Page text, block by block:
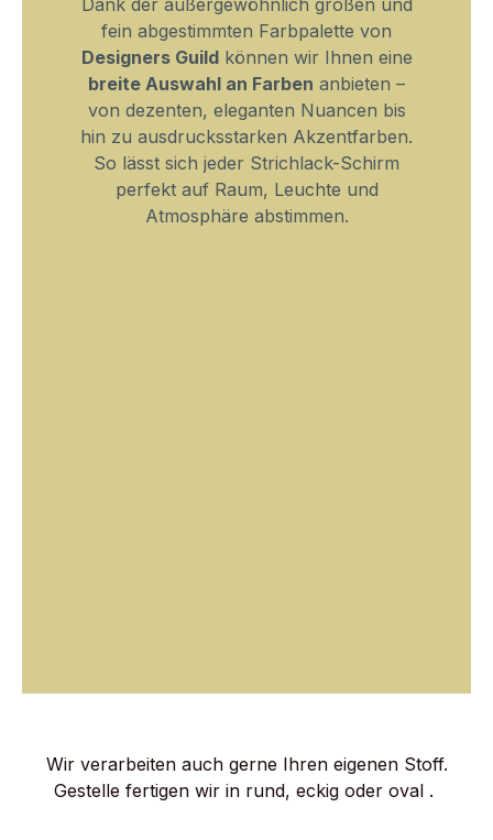
Dank der außergewöhnlich großen und
fein abgestimmten Farbpalette von
Designers Guildkönnen wir Ihnen eine
breite Auswahl an Farben anbieten –
von dezenten, eleganten Nuancen bis
hin zu ausdrucksstarken Akzentfarben.
So lässt sich jeder Strichlack-Schirm
perfekt auf Raum, Leuchte und
Atmosphäre abstimmen.
Wir verarbeiten auch gerne Ihren eigenen Stoff.
Gestelle fertigen wir in rund, eckig oder oval .